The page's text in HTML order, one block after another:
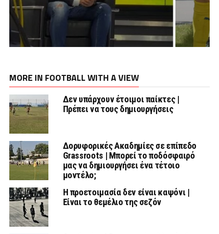
MORE IN FOOTBALL WITH A VIEW
Δεν υπάρχουν έτοιμοι παίκτες |
Πρέπει να τους δημιουργήσεις
Δορυφορικές Ακαδημίες σε επίπεδο
Grassroots | Μπορεί το ποδόσφαιρό
μας να δημιουργήσει ένα τέτοιο
μοντέλο;
Η προετοιμασία δεν είναι καψόνι |
Είναι το θεμέλιο της σεζόν